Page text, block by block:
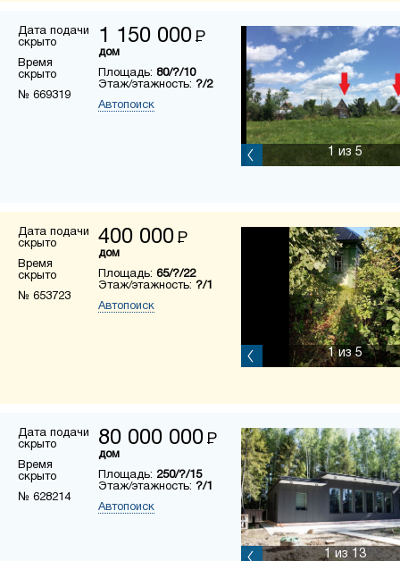
Дата подачи
скрыто
Время
скрыто
№ 669319
1 150 000 Р
дом
Площадь: 80/?/10
Этаж/этажность: ?/2
Автопоиск
1 из 5
Дата подачи
скрыто
Время
скрыто
№ 653723
400 000 Р
дом
Площадь: 65/?/22
Этаж/этажность: ?/1
Автопоиск
1из 5
Дата подачи
скрыто
Время
скрыто
№ 628214
80 000 000 Р
дом
Площадь: 250/?/15
Этаж/этажность: ?/1
Автопоиск
1из 13